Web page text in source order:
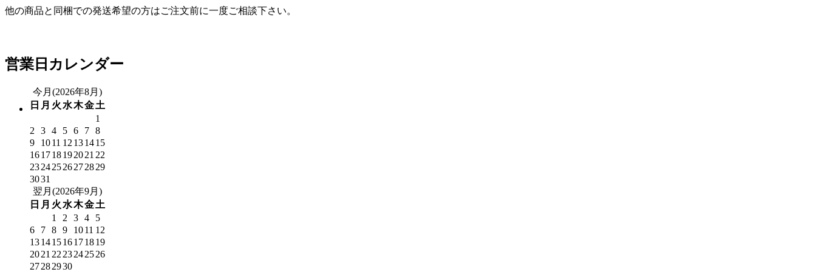
他の商品と同梱での発送希望の方はご注文前に一度ご相談下さい。
営業日カレンダー
今月(2026年8月)
日 月 火 水木金土
1
2
3 4 5 6 7 8
9
1011 12 131415
161718192021 22
23242526272829
3031
翌月(2026年9月)
日 月 火 水木金土
1
2 3 4
5
6
7 8 9 1011 12
13141516171819
2021 22 23242526
27282930